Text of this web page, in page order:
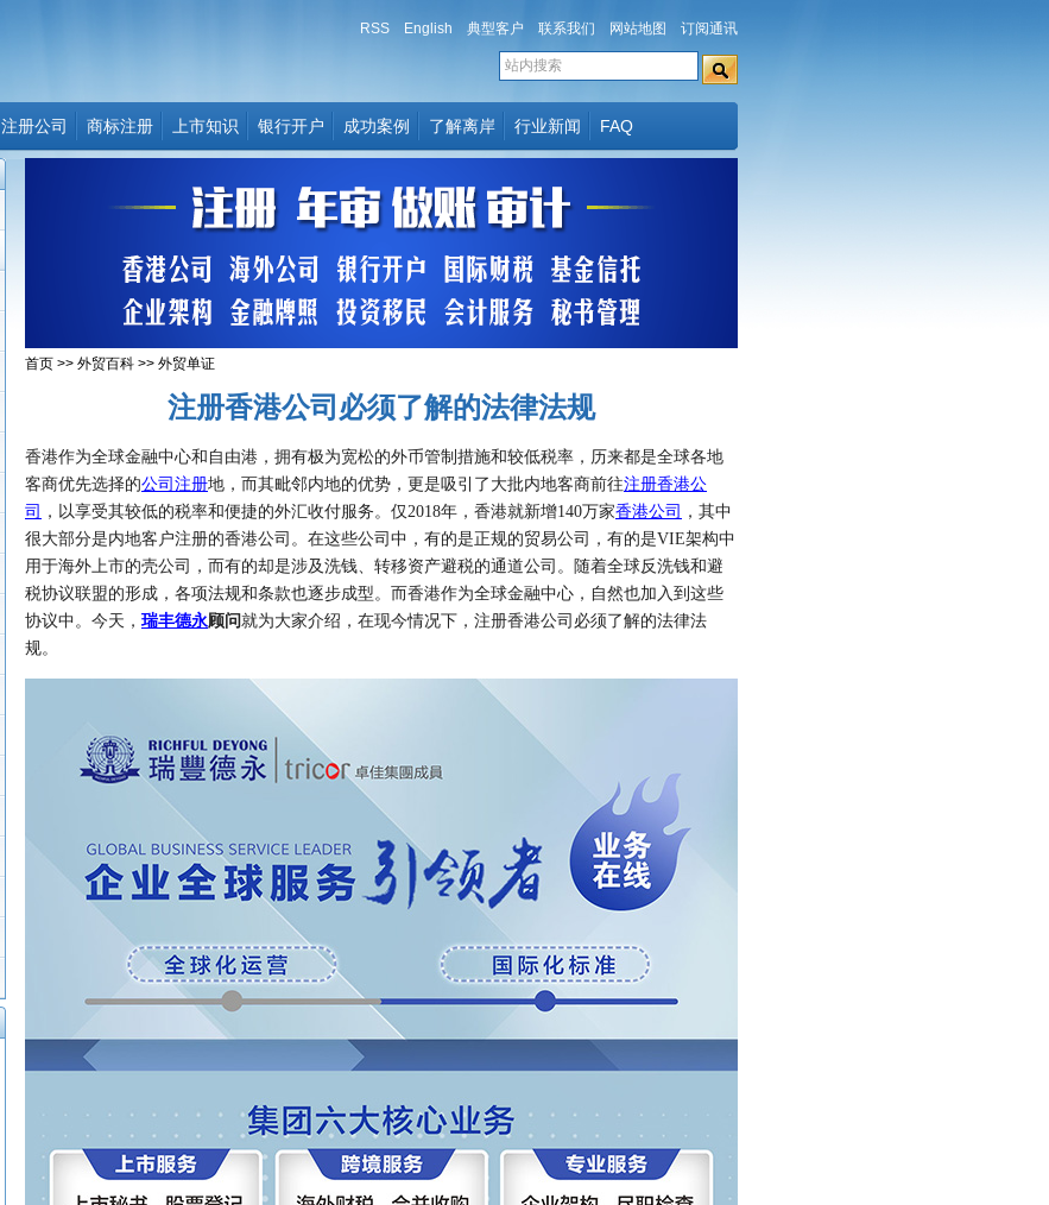
RSS English 典型客户 联系我们 网站地图 订阅通讯
注册公司 商标注册 上市知识 银行开户 成功案例 了解离岸 行业新闻 FAQ
首页 >> 外贸百科 >> 外贸单证
注册香港公司必须了解的法律法规
香港作为全球金融中心和自由港，拥有极为宽松的外币管制措施和较低税率，历来都是全球各地
客商优先选择的公司注册地，而其毗邻内地的优势，更是吸引了大批内地客商前往注册香港公
司
，以享受其较低的税率和便捷的外汇收付服务。仅2018年，香港就新增140万家香港公司
，其中
很大部分是内地客户注册的香港公司。在这些公司中，有的是正规的贸易公司，有的是VIE架构中
用于海外上市的壳公司，而有的却是涉及洗钱、转移资产避税的通道公司。随着全球反洗钱和避
税协议联盟的形成，各项法规和条款也逐步成型。而香港作为全球金融中心，自然也加入到这些
协议中。今天， 瑞丰德永顾问就为大家介绍，在现今情况下，注册香港公司必须了解的法律法
规。